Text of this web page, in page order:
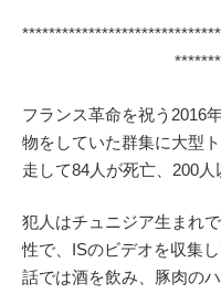
フランス革命を祝う2016
物をしていた群集に大型
走して84人が死亡、200人
犯人はチュニジア生まれ
性で、ISのビデオを収集
話では酒を飲み、豚肉の